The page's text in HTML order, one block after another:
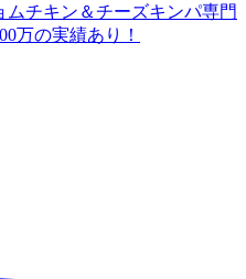
チキン＆チーズキンパ専門
万の実績あり！